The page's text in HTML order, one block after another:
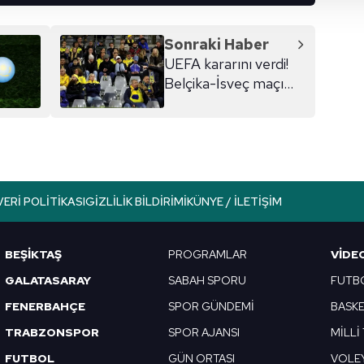
çerezler, sitemizin daha işlevsel kılınması ve
yer alan panel vasıtasıyla belirleyebilirsiniz. Çerezlere
Metnimiziziyaret edebilirsiniz.
Sonraki Haber
UEFA kararını verdi!
Belçika-İsveç maçı...
POLITIKASIGIZLILIK BILDIRIMIKÜNYE / İLETIŞIM
BEŞİKTAŞ
GALATASARAY
FENERBAHÇE
TRABZONSPOR
FUTBOL
PROGRAMLAR
SABAH SPORU
SPOR GÜNDEMİ
SPOR AJANSI
GÜN ORTASI
MİLLİ